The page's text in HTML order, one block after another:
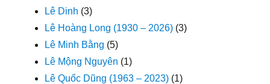
Lê Dinh (3)
Lê Hoàng Long (1930 – 2026) (3)
Lê Minh Bằng (5)
Lê Mộng Nguyên (1)
Lê Quốc Dũng (1963 – 2023) (1)